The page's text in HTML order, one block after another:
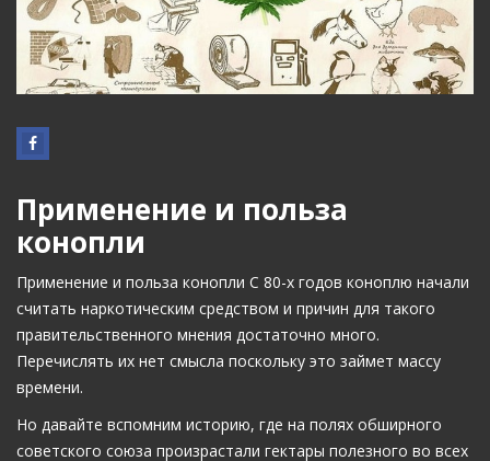
Применение и польза
конопли
Применение и польза конопли С 80-х годов коноплю начали
считать наркотическим средством и причин для такого
правительственного мнения достаточно много.
Перечислять их нет смысла поскольку это займет массу
времени.
Но давайте вспомним историю, где на полях обширного
советского союза произрастали гектары полезного во всех